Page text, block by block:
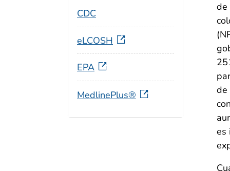
de
de
es
CDC
eLCOSH
EPA
MedlinePlus®